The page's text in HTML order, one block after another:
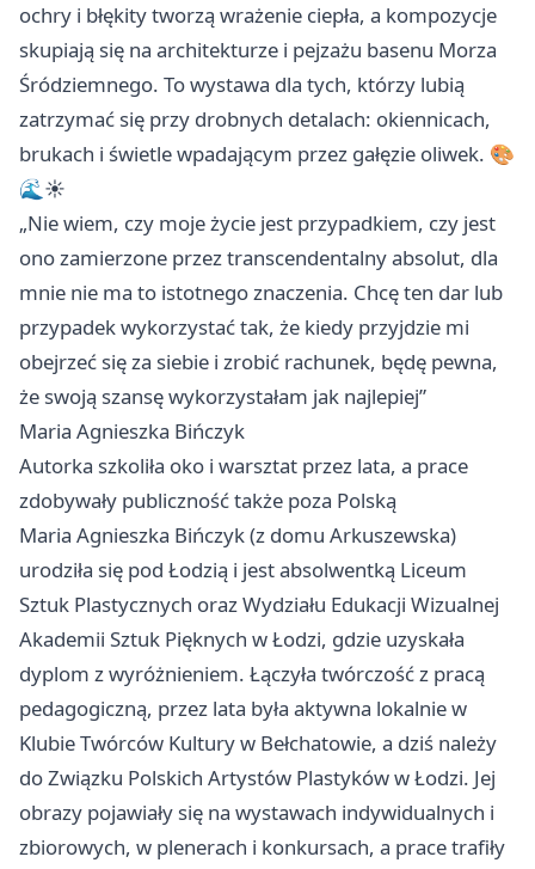
ochry i błękity tworzą wrażenie ciepła, a kompozycje
skupiają się na architekturze i pejzażu basenu Morza
Śródziemnego. To wystawa dla tych, którzy lubią
zatrzymać się przy drobnych detalach: okiennicach,
brukach i świetle wpadającym przez gałęzie oliwek. 🎨
🌊☀️
„Nie wiem, czy moje życie jest przypadkiem, czy jest
ono zamierzone przez transcendentalny absolut, dla
mnie nie ma to istotnego znaczenia. Chcę ten dar lub
przypadek wykorzystać tak, że kiedy przyjdzie mi
obejrzeć się za siebie i zrobić rachunek, będę pewna,
że swoją szansę wykorzystałam jak najlepiej”
Maria Agnieszka Bińczyk
Autorka szkoliła oko i warsztat przez lata, a prace
zdobywały publiczność także poza Polską
Maria Agnieszka Bińczyk (z domu Arkuszewska)
urodziła się pod Łodzią i jest absolwentką Liceum
Sztuk Plastycznych oraz Wydziału Edukacji Wizualnej
Akademii Sztuk Pięknych w Łodzi, gdzie uzyskała
dyplom z wyróżnieniem. Łączyła twórczość z pracą
pedagogiczną, przez lata była aktywna lokalnie w
Klubie Twórców Kultury w Bełchatowie, a dziś należy
do Związku Polskich Artystów Plastyków w Łodzi. Jej
obrazy pojawiały się na wystawach indywidualnych i
zbiorowych, w plenerach i konkursach, a prace trafiły